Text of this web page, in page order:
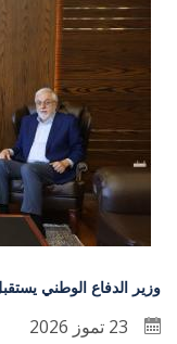
وزير الدفاع الوطني